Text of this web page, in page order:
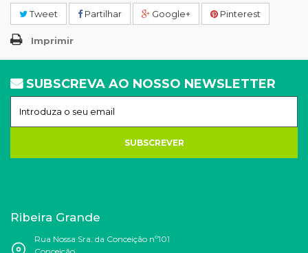
Tweet Partilhar Google+ Pinterest
Imprimir
SUBSCREVA AO NOSSO NEWSLETTER
SUBSCREVER
Ribeira Grande
Rua Nossa Sra. da Conceição nº101